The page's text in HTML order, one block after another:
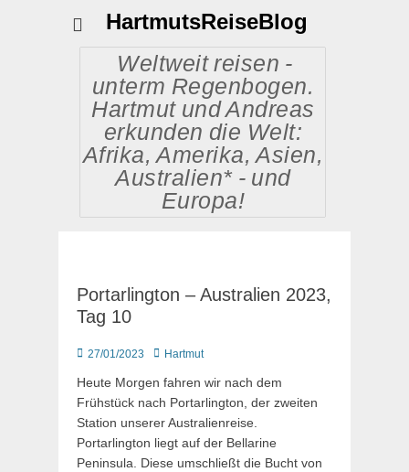
HartmutsReiseBlog
Weltweit reisen -
unterm Regenbogen.
Hartmut und Andreas
erkunden die Welt:
Afrika, Amerika, Asien,
Australien* - und
Europa!
Portarlington – Australien 2023,
Tag 10
Posted
27/01/2023 AutorHartmut
Heute Morgen fahren wir nach dem
Frühstück nach Portarlington, der zweiten
Station unserer Australienreise.
Portarlington liegt auf der Bellarine
Peninsula. Diese umschließt die Bucht von